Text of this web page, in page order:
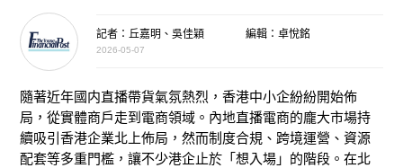
記者：丘嘉明、吳佳穎 編輯：卓悅銘
2026-05-07
隨著近年國内直播帶貨氣氛熱烈，香港中小企紛紛開始佈
局，從實體商戶走到電商領域。內地直播電商的龐大市場持
續吸引香港企業北上佈局，然而制度合規、跨境運營、資源
配套等多重門檻，讓不少港企止於「想入場」的階段。在北